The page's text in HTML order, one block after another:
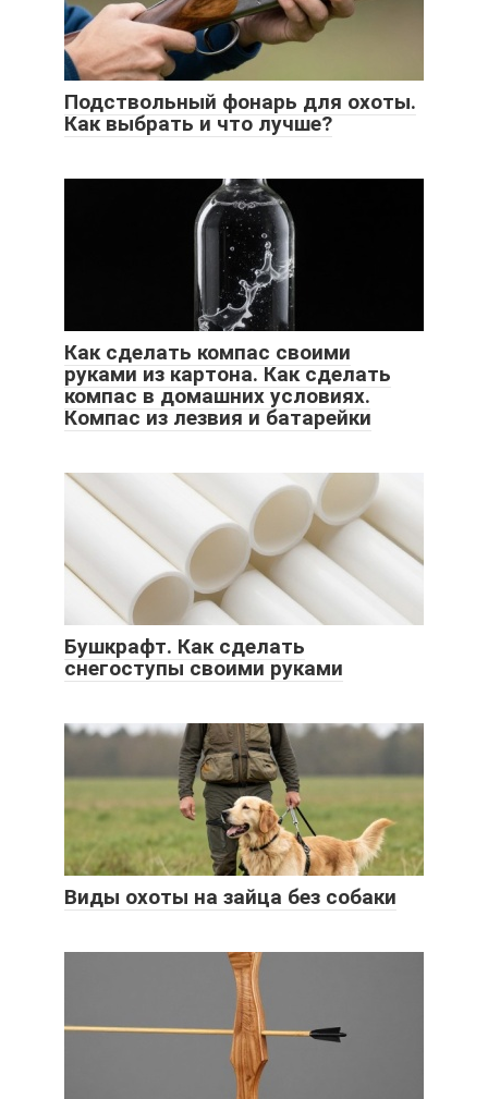
Подствольный фонарь для охоты.
Как выбрать и что лучше?
Как сделать компас своими
руками из картона. Как сделать
компас в домашних условиях.
Компас из лезвия и батарейки
Бушкрафт. Как сделать
снегоступы своими руками
Виды охоты на зайца без собаки